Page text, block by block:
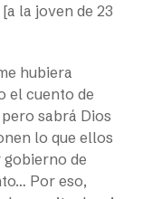
la joven de 23
hubiera
el cuento de
sabrá Dios
lo que ellos
de
Por eso,